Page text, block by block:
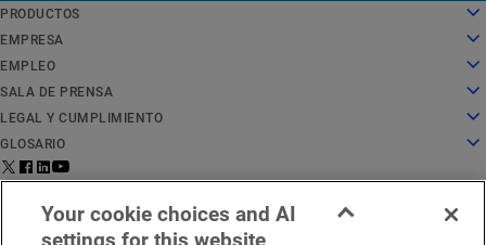
PRODUCTOS
Cloud computing
Seguridad
Distribución de contenido
Todos los productos y pruebas
Servicios globales
EMPRESA
Sobre nosotros
Historia
Liderazgo
Premios
Junta directiva
Infrastructure for Innovation
Relaciones con los inversores
Responsabilidad corporativa
EMPLEO
Empleo
Trabajar en Akamai
Estudiantes y recién licenciados
Entorno laboral inclusivo
Buscar puestos de trabajo
Blog cultural
SALA DE PRENSA
Sala de prensa
Comunicados de prensa
En las noticias
Recursos multimedia
LEGAL Y CUMPLIMIENTO
Aspectos legales
Cumplimiento de la seguridad de la información
Centro de confianza de privacidad
Declaración de privacidad
Configuración de cookies
GLOSARIO
¿Qué es la seguridad de API?
¿Qué es una CDN?
¿Qué es el cloud computing?
¿Qué es la ciberseguridad?
EMEA
servicio
Contáctanos
English
Deutsch
Español
Français
Italiano
Português
中文
日本語Your cookie choices and AI